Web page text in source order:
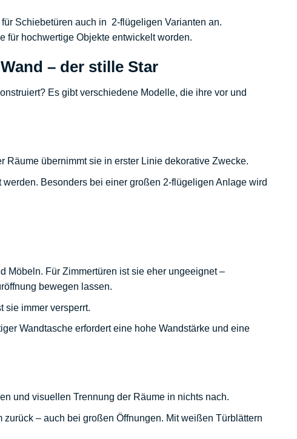
für Schiebetüren auch in 2-flügeligen Varianten an.
für hochwertige Objekte entwickelt worden.
– der stille Star
Es gibt verschiedene Modelle, die ihre vor und
übernimmt sie in erster Linie dekorative Zwecke.
Besonders bei einer großen 2-flügeligen Anlage wird
Möbeln. Für Zimmertüren ist sie eher ungeeignet –
bewegen lassen.
sie immer versperrt.
Wandtasche erfordert eine hohe Wandstärke und eine
und visuellen Trennung der Räume in nichts nach.
– auch bei großen Öffnungen. Mit weißen Türblättern